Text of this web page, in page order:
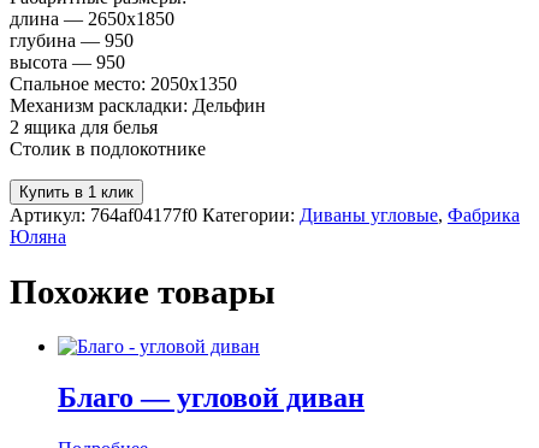
длина — 2650х1850
глубина — 950
высота — 950
Спальное место: 2050х1350
Механизм раскладки: Дельфин
2 ящика для белья
Столик в подлокотнике
Купить в 1 клик
Артикул: 764af04177f0 Категории: Диваны угловые, Фабрика
Юляна
Похожие товары
Благо — угловой диван